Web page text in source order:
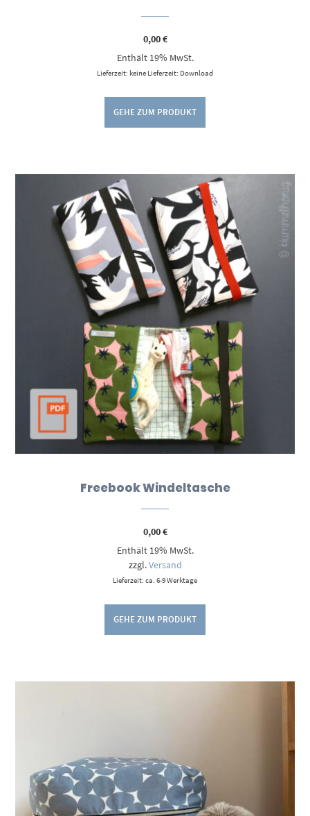
0,00€
Enthält 19% MwSt.
Lieferzeit: keine Lieferzeit: Download
GEHE ZUM PRODUKT
Freebook Windeltasche
0,00€
Enthält 19% MwSt.
zzgl.Versand
Lieferzeit: ca. 6-9 Werktage
GEHE ZUM PRODUKT